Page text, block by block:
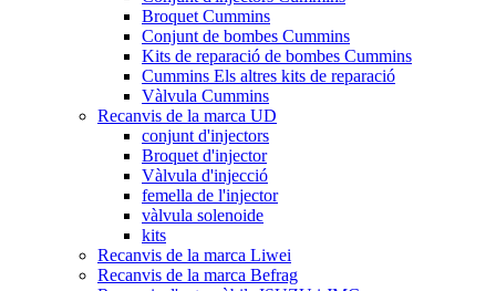
Broquet Cummins
Conjunt de bombes Cummins
Kits de reparació de bombes Cummins
Cummins Els altres kits de reparació
Vàlvula Cummins
Recanvis de la marca UD
conjunt d'injectors
Broquet d'injector
Vàlvula d'injecció
femella de l'injector
vàlvula solenoide
kits
Recanvis de la marca Liwei
Recanvis de la marca Befrag